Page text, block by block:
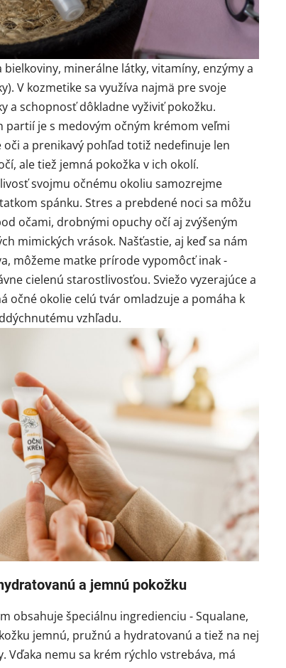
bielkoviny, minerálne látky, vitamíny, enzýmy a
V kozmetike sa využíva najmä pre svoje
a schopnosť dôkladne vyživiť pokožku.
partií je s medovým očným krémom veľmi
oči a prenikavý pohľad totiž nedefinuje len
ale tiež jemná pokožka v ich okolí.
svojmu očnému okoliu samozrejme
spánku. Stres a prebdené noci sa môžu
očami, drobnými opuchy očí aj zvýšeným
mimických vrások. Našťastie, aj keď sa nám
môžeme matke prírode vypomôcť inak -
cielenú starostlivosťou. Sviežo vyzerajúce a
očné okolie celú tvár omladzuje a pomáha k
vzhľadu.
a jemnú pokožku
obsahuje špeciálnu ingredienciu - Squalane,
jemnú, pružnú a hydratovanú a tiež na nej
Vďaka nemu sa krém rýchlo vstrebáva, má